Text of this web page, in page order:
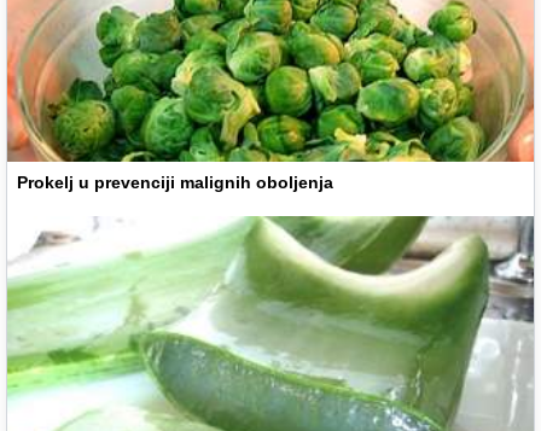
Prokelj u prevenciji malignih oboljenja